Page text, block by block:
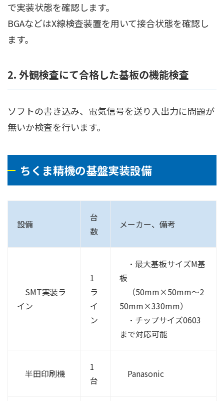
で実装状態を確認します。
BGAなどはX線検査装置を用いて接合状態を確認し
ます。
2. 外観検査にて合格した基板の機能検査
ソフトの書き込み、電気信号を送り入出力に問題が
無いか検査を行います。
ちくま精機の基盤実装設備
設備
台
数
メーカー、備考
SMT実装ラ
イン
1
ラ
イ
ン
・最大基板サイズM基
板
（50mm×50mm～2
50mm×330mm）
・チップサイズ0603
まで対応可能
半田印刷機
1
台
Panasonic